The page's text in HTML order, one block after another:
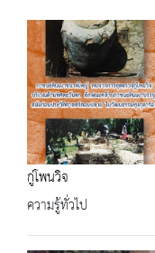
กู่โพนวิจ
ความรู้ทั่วไป